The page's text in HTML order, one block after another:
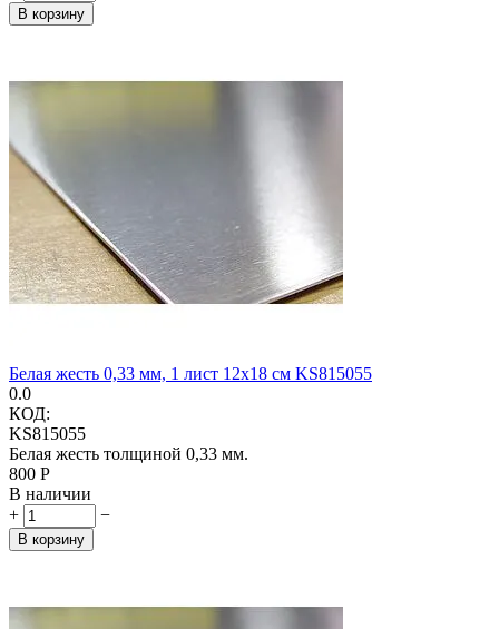
В корзину
Белая жесть 0,33 мм, 1 лист 12x18 см KS815055
0.0
КОД:
KS815055
Белая жесть толщиной 0,33 мм.
‍800‍ Р
В наличии
+
−
В корзину